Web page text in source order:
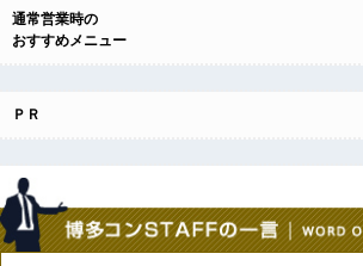
通常営業時の
おすすめメニュー
ＰＲ